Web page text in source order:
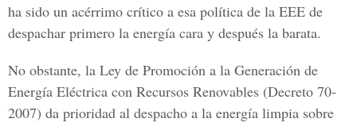
ha sido un acérrimo crítico a esa política de la EEE de
despachar primero la energía cara y después la barata.
No obstante, la Ley de Promoción a la Generación de
Energía Eléctrica con Recursos Renovables (Decreto 70-
2007) da prioridad al despacho a la energía limpia sobre